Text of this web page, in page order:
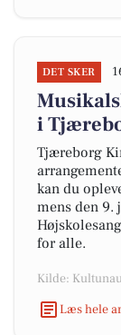
DET SKER
i
Tjæreborg
kan du
mens den
for alle.
Kilde:
Læs hele